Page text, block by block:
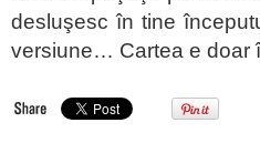
desluşesc în tine
versiune… Cartea e doar